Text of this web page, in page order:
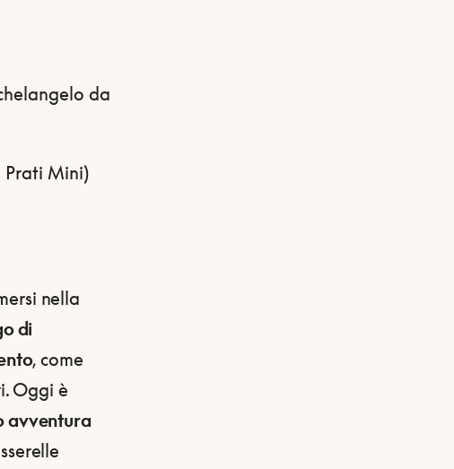
da
Prati Mini)
nella
di
, come
Oggi è
avventura